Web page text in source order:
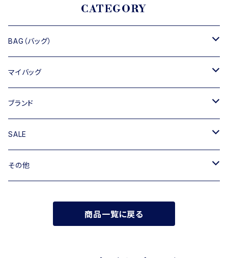
CATEGORY
BAG（バッグ）
トートバッグ
ショルダーバッグ
ハンドバッグ
ミニバッグ・クラッチバッグ
マイバッグ
キャンバス
ブランド
TIPICURREN
M rose
SALE
バッグ
その他
商品一覧に戻る